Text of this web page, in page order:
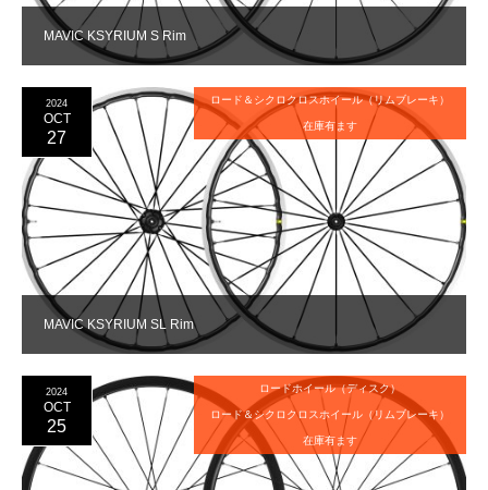
MAVIC KSYRIUM S Rim
MAVIC KSYRIUM SL Rim
2024
OCT
27
ロード＆シクロクロスホイール（リムブレーキ）
在庫有ます
2024
OCT
25
ロードホイール（ディスク）
ロード＆シクロクロスホイール（リムブレーキ）
在庫有ます